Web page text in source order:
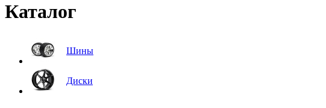
Каталог
Шины
Диски